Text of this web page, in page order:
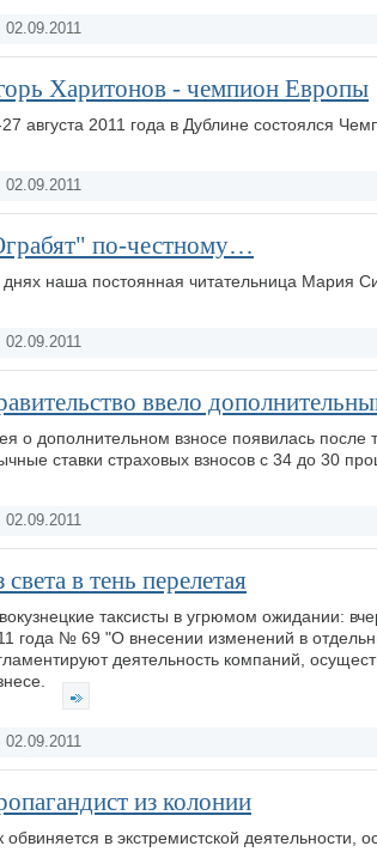
02.09.2011
Харитонов - чемпион Европы
августа 2011 года в Дублине состоялся
02.09.2011
по-честному…
наша постоянная читательница Мария
02.09.2011
ввело
о дополнительном взносе появилась после
ставки страховых взносов с 34 до 30
02.09.2011
света в тень перелетая
таксисты в угрюмом ожидании:
года № 69 "О внесении изменений в
деятельность компаний,
02.09.2011
из колонии
обвиняется в экстремистской